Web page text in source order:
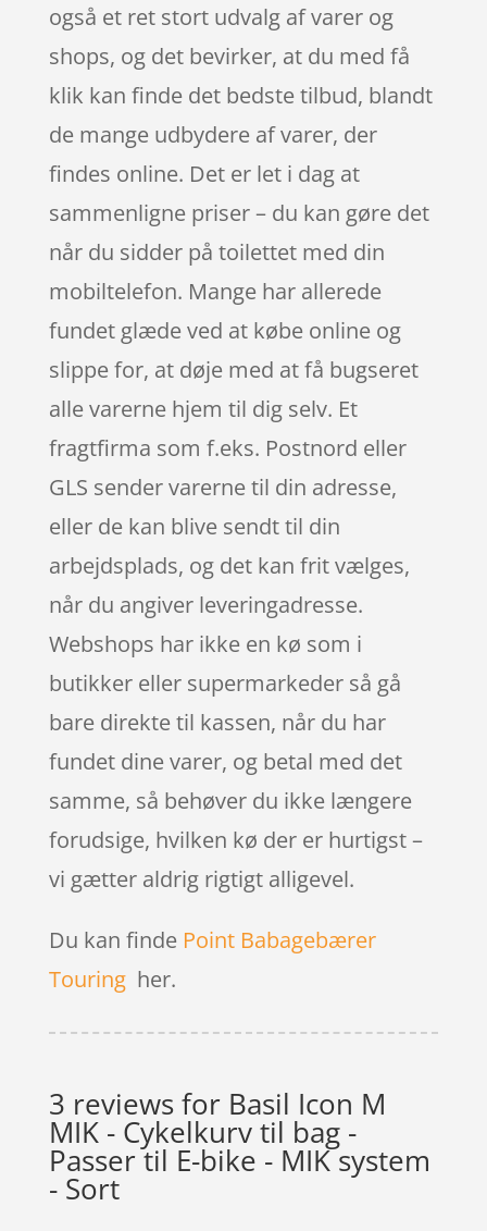
også et ret stort udvalg af varer og
shops, og det bevirker, at du med få
klik kan finde det bedste tilbud, blandt
de mange udbydere af varer, der
findes online. Det er let i dag at
sammenligne priser – du kan gøre det
når du sidder på toilettet med din
mobiltelefon. Mange har allerede
fundet glæde ved at købe online og
slippe for, at døje med at få bugseret
alle varerne hjem til dig selv. Et
fragtfirma som f.eks. Postnord eller
GLS sender varerne til din adresse,
eller de kan blive sendt til din
arbejdsplads, og det kan frit vælges,
når du angiver leveringadresse.
Webshops har ikke en kø som i
butikker eller supermarkeder så gå
bare direkte til kassen, når du har
fundet dine varer, og betal med det
samme, så behøver du ikke længere
forudsige, hvilken kø der er hurtigst –
vi gætter aldrig rigtigt alligevel.
Du kan finde Point Babagebærer
Touringher.
3 reviews for Basil Icon M
MIK - Cykelkurv til bag -
Passer til E-bike - MIK system
- Sort